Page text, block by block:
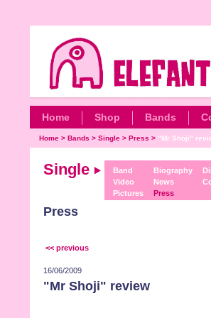
Home Shop Bands
Home> Bands > Single> Press > "Mr Shoji"
Single
Band
Video
Pictures
Biography
News
Press
Press
<< previous
16/06/2009
"Mr Shoji" review